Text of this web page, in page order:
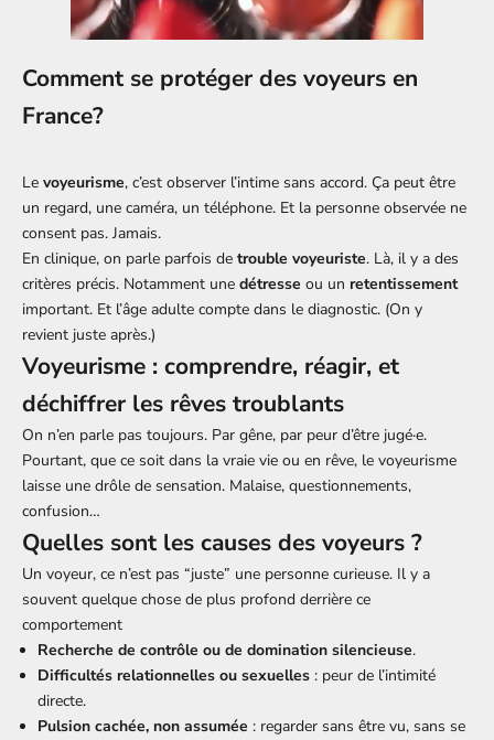
Comment se protéger des voyeurs en
France?
Le voyeurisme, c’est observer l’intime sans accord. Ça peut être
un regard, une caméra, un téléphone. Et la personne observée ne
consent pas. Jamais.
En clinique, on parle parfois de trouble voyeuriste. Là, il y a des
critères précis. Notamment une détresse ou un retentissement
important. Et l’âge adulte compte dans le diagnostic. (On y
revient juste après.)
Voyeurisme : comprendre, réagir, et
déchiffrer les rêves troublants
On n’en parle pas toujours. Par gêne, par peur d’être jugé·e.
Pourtant, que ce soit dans la vraie vie ou en rêve, le voyeurisme
laisse une drôle de sensation. Malaise, questionnements,
confusion…
Quelles sont les causes des voyeurs ?
Un voyeur, ce n’est pas “juste” une personne curieuse. Il y a
souvent quelque chose de plus profond derrière ce
comportement
Recherche de contrôle ou de domination silencieuse.
Difficultés relationnelles ou sexuelles : peur de l’intimité
directe.
Pulsion cachée, non assumée : regarder sans être vu, sans se